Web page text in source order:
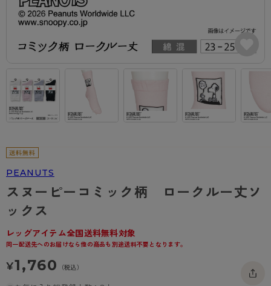
- 柄ストッキング
- ショート丈ストッキング
- 着圧ストッキング
- パンティ部レスストッキング
タイツ
- 柄タイツ
- ひざ下丈タイツ
- 着圧タイツ
ソックス・靴下
- ノンワイヤーブラ
- ワイヤーブラ
- ブラトップ
ショーツ
- レギュラーショーツ
肌着・インナー
- 長袖（七分袖以上）
- タンクトップ
ライフスタイルウェア
ボトムス
トップス
ルームウェア・パジャマ
アクティブ・スポーツ
- スポーツブラ
雑貨・小物
スニーカー丈・くるぶし丈ソックス
ハイソックス
ボクサー
トランクス
Tバック・ビキニ
肌着・インナー
ライフスタイルウェア
ボトムス
トップス
ルームウェア・パジャマ
クルー・レギュラー丈ソックス
スニーカー丈・くるぶし丈ソックス
ハイソックス
スクールソックス
ノンワイヤーブラ
ワイヤーブラ
スポーツブラ
ショーツ
レギュラーショーツ
AZGI
アスティーグ
クリアビューティアクティブ
フェイクタイツ
hotto comfort
スクールタイム
みんなの、みんなの。
CLINICAL
ハイジュニ
商品選びのお手伝い
お悩み別ガードル
私に似合う、ストッキング選び
タイツの選び方
ご利用ガイド
はじめての方へ
よくある質問（FAQ）
配送方法について
返品・交換について
お問い合わせについて
PEANUTS
スヌーピーコミック柄 ロークルー丈ソ
ックス
レッグアイテム全国送料無料対象
同一配送先へのお届けなら他の商品も別途送料不要となります。
¥1,760 （税込）